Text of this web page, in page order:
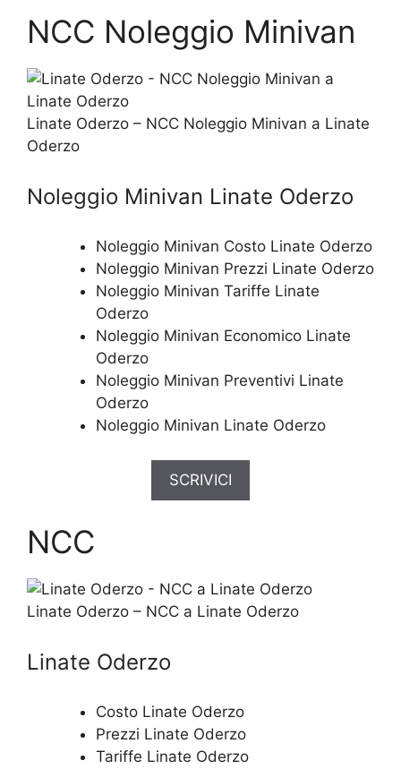
NCC Noleggio Minivan
Linate Oderzo – NCC Noleggio Minivan a Linate
Oderzo
Noleggio Minivan Linate Oderzo
Noleggio Minivan Costo Linate Oderzo
Noleggio Minivan Prezzi Linate Oderzo
Noleggio Minivan Tariffe Linate
Oderzo
Noleggio Minivan Economico Linate
Oderzo
Noleggio Minivan Preventivi Linate
Oderzo
Noleggio Minivan Linate Oderzo
SCRIVICI
NCC
Linate Oderzo – NCC a Linate Oderzo
Linate Oderzo
Costo Linate Oderzo
Prezzi Linate Oderzo
Tariffe Linate Oderzo